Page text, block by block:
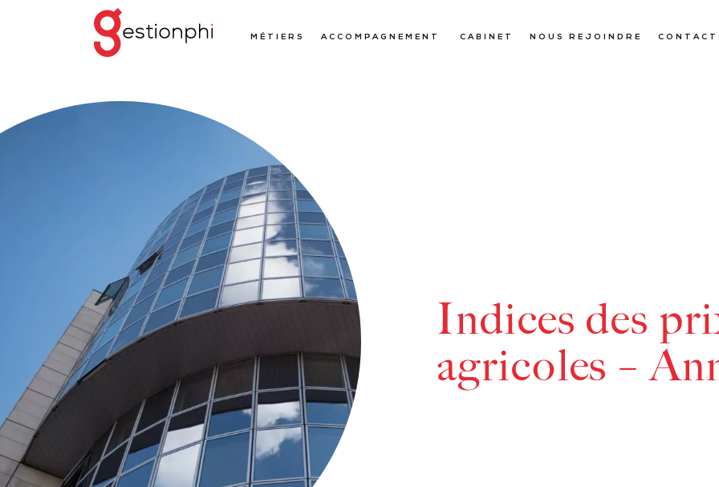
MÉTIERS ACCOMPAGNEMENT CABINET NOUS REJOINDRE CONTACT
Indices des
agricoles –